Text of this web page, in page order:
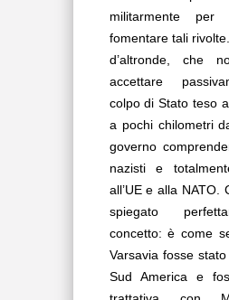
militarmente per
fomentare tali
d’altronde, che
accettare
colpo di Stato teso
a pochi chilometri
governo
nazisti e
all’UE e alla NATO.
spiegato
concetto: è come
Varsavia fosse
Sud America e